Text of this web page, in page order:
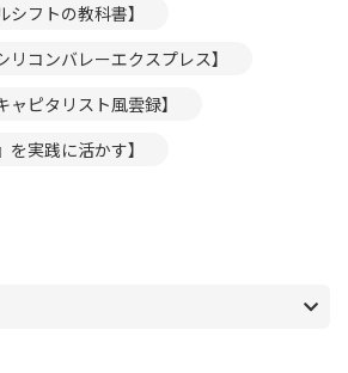
フトの教科書】
コンバレーエクスプレス】
ピタリスト風雲録】
実践に活かす】